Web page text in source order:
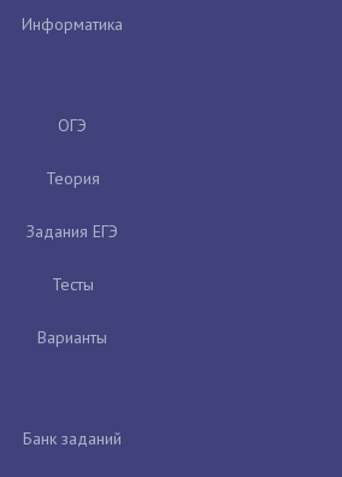
Информатика
ОГЭ
Теория
Задания ЕГЭ
Тесты
Варианты
Банк заданий